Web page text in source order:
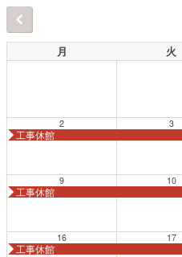
月 火
2
工事休館
3
9
工事休館
10
16
工事休館
17